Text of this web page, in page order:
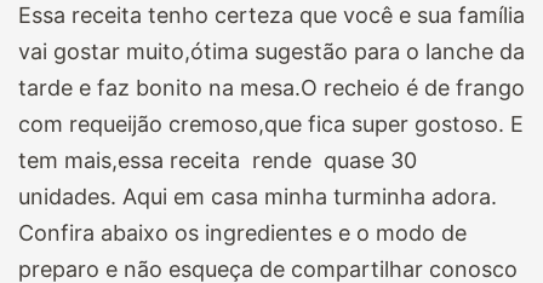
Essa receita tenho certeza que você e sua família
vai gostar muito,ótima sugestão para o lanche da
tarde e faz bonito na mesa.O recheio é de frango
com requeijão cremoso,que fica super gostoso. E
tem mais,essa receita rende quase 30
unidades. Aqui em casa minha turminha adora.
Confira abaixo os ingredientes e o modo de
preparo e não esqueça de compartilhar conosco